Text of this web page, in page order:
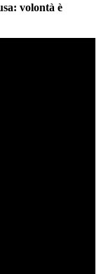
volontà è